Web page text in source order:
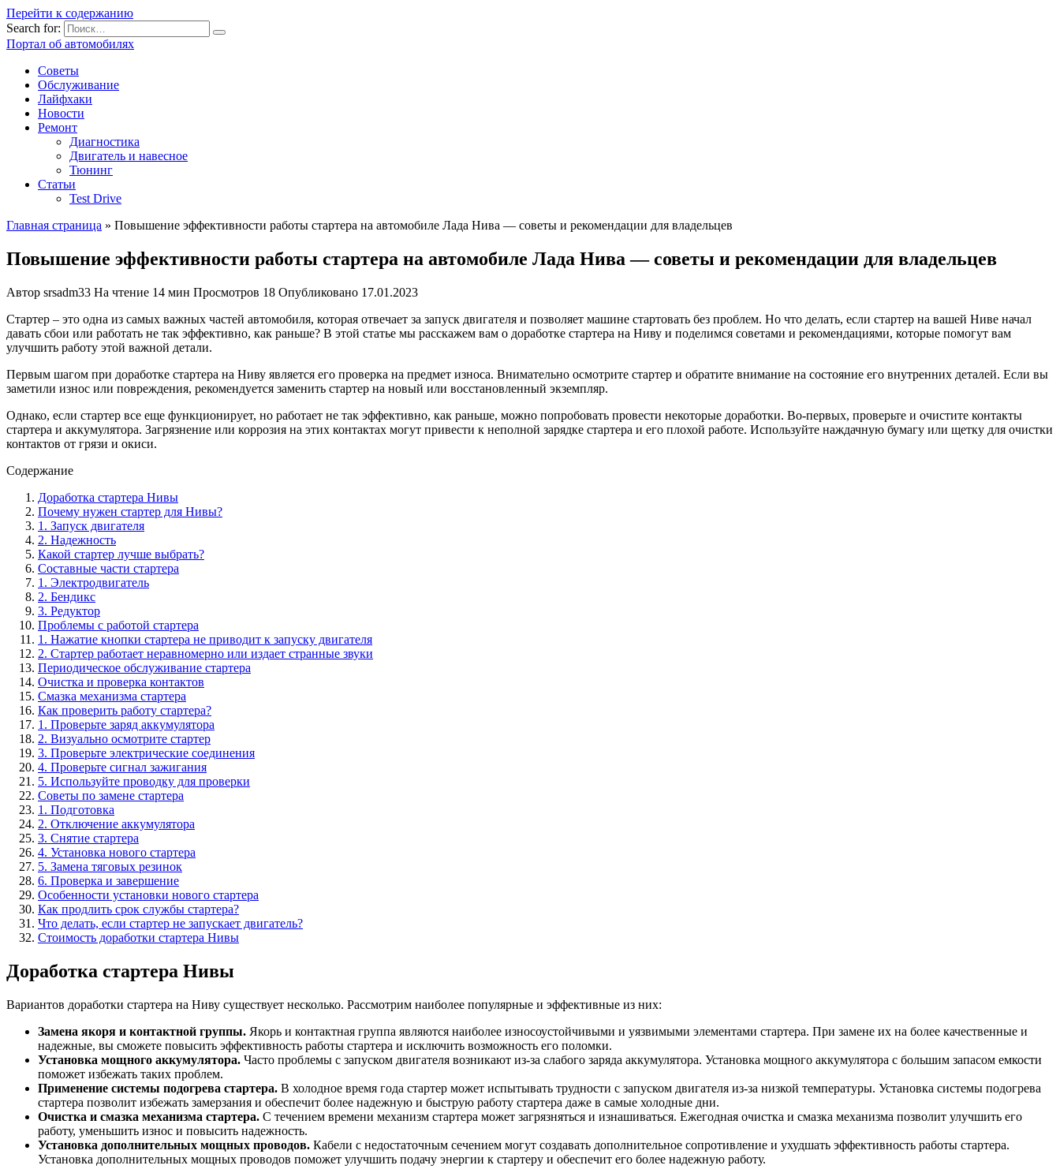
Перейти к содержанию
Search for:
Портал об автомобилях
Советы
Обслуживание
Лайфхаки
Новости
Ремонт
Диагностика
Двигатель и навесное
Тюнинг
Статьи
Test Drive
Главная страница » Повышение эффективности работы стартера на автомобиле Лада Нива — советы и рекомендации для владельцев
Повышение эффективности работы стартера на автомобиле Лада Нива — советы и рекомендации для владельцев
Автор srsadm33 На чтение 14 мин Просмотров 18 Опубликовано 17.01.2023
Стартер – это одна из самых важных частей автомобиля, которая отвечает за запуск двигателя и позволяет машине стартовать без проблем. Но что делать, если стартер на вашей Ниве начал
давать сбои или работать не так эффективно, как раньше? В этой статье мы расскажем вам о доработке стартера на Ниву и поделимся советами и рекомендациями, которые помогут вам
улучшить работу этой важной детали.
Первым шагом при доработке стартера на Ниву является его проверка на предмет износа. Внимательно осмотрите стартер и обратите внимание на состояние его внутренних деталей. Если вы
заметили износ или повреждения, рекомендуется заменить стартер на новый или восстановленный экземпляр.
Однако, если стартер все еще функционирует, но работает не так эффективно, как раньше, можно попробовать провести некоторые доработки. Во-первых, проверьте и очистите контакты
стартера и аккумулятора. Загрязнение или коррозия на этих контактах могут привести к неполной зарядке стартера и его плохой работе. Используйте наждачную бумагу или щетку для очистки
контактов от грязи и окиси.
Содержание
Доработка стартера Нивы
Почему нужен стартер для Нивы?
1. Запуск двигателя
2. Надежность
Какой стартер лучше выбрать?
Составные части стартера
1. Электродвигатель
2. Бендикс
3. Редуктор
Проблемы с работой стартера
1. Нажатие кнопки стартера не приводит к запуску двигателя
2. Стартер работает неравномерно или издает странные звуки
Периодическое обслуживание стартера
Очистка и проверка контактов
Смазка механизма стартера
Как проверить работу стартера?
1. Проверьте заряд аккумулятора
2. Визуально осмотрите стартер
3. Проверьте электрические соединения
4. Проверьте сигнал зажигания
5. Используйте проводку для проверки
Советы по замене стартера
1. Подготовка
2. Отключение аккумулятора
3. Снятие стартера
4. Установка нового стартера
5. Замена тяговых резинок
6. Проверка и завершение
Особенности установки нового стартера
Как продлить срок службы стартера?
Что делать, если стартер не запускает двигатель?
Стоимость доработки стартера Нивы
Доработка стартера Нивы
Вариантов доработки стартера на Ниву существует несколько. Рассмотрим наиболее популярные и эффективные из них:
Замена якоря и контактной группы. Якорь и контактная группа являются наиболее износоустойчивыми и уязвимыми элементами стартера. При замене их на более качественные и
надежные, вы сможете повысить эффективность работы стартера и исключить возможность его поломки.
Установка мощного аккумулятора. Часто проблемы с запуском двигателя возникают из-за слабого заряда аккумулятора. Установка мощного аккумулятора с большим запасом емкости
поможет избежать таких проблем.
Применение системы подогрева стартера. В холодное время года стартер может испытывать трудности с запуском двигателя из-за низкой температуры. Установка системы подогрева
стартера позволит избежать замерзания и обеспечит более надежную и быструю работу стартера даже в самые холодные дни.
Очистка и смазка механизма стартера. С течением времени механизм стартера может загрязняться и изнашиваться. Ежегодная очистка и смазка механизма позволит улучшить его
работу, уменьшить износ и повысить надежность.
Установка дополнительных мощных проводов. Кабели с недостаточным сечением могут создавать дополнительное сопротивление и ухудшать эффективность работы стартера.
Установка дополнительных мощных проводов поможет улучшить подачу энергии к стартеру и обеспечит его более надежную работу.